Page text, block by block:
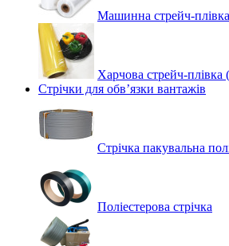
Машинна стрейч‑плівка
Харчова стрейч-
Стрічки для обв’язки вантажів
Стрічка пакувальна
Поліестерова стрічка